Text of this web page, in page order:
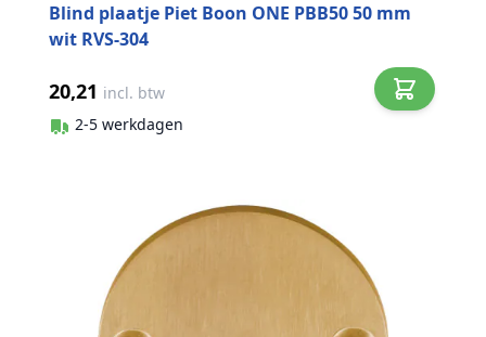
Blind plaatje Piet Boon ONE PBB50 50 mm
wit RVS-304
20,21 incl. btw
2-5 werkdagen